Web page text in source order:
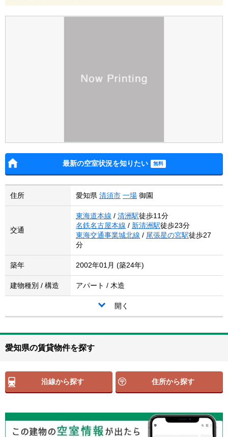
最新の空室状況を知りたい
住所 愛知県 清須市 一場 御園
交通
東海道本線 / 清洲駅徒歩11分
名鉄名古屋本線 / 新清洲駅徒歩23分
東海交通事業城北線 / 尾張星の宮駅徒歩27
分
築年 2002年01月 (築24年)
建物種別 / 構造 アパート / 木造
開く
愛知県の賃貸物件を探す
沿線から探す 住所から探す